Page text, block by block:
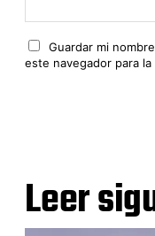
Guardar mi
este navegador para
Leer